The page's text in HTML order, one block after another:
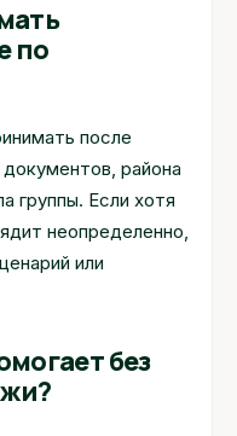
по
после
района
группы. Если хотя
неопределенно,
или
без